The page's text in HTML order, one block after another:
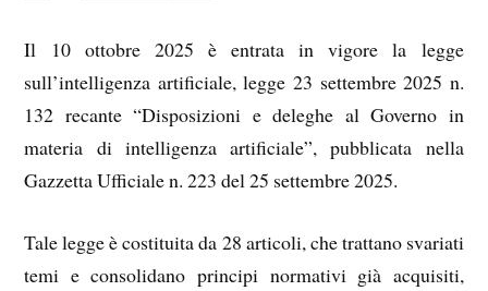
Il 10 ottobre 2025 è entrata in vigore la legge
sull’intelligenza artificiale, legge 23 settembre 2025 n.
132 recante “Disposizioni e deleghe al Governo in
materia di intelligenza artificiale”, pubblicata nella
Gazzetta Ufficiale n. 223 del 25 settembre 2025.
Tale legge è costituita da 28 articoli, che trattano svariati
temi e consolidano principi normativi già acquisiti,